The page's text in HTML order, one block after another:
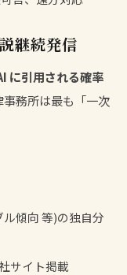
継続発信
に引用される確率
事務所は最も「一次
傾向 等)の独自分
サイト掲載